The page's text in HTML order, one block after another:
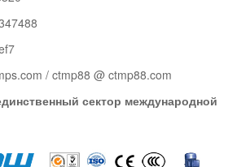
/ ctmp88 @ ctmp88.com
сектор международной